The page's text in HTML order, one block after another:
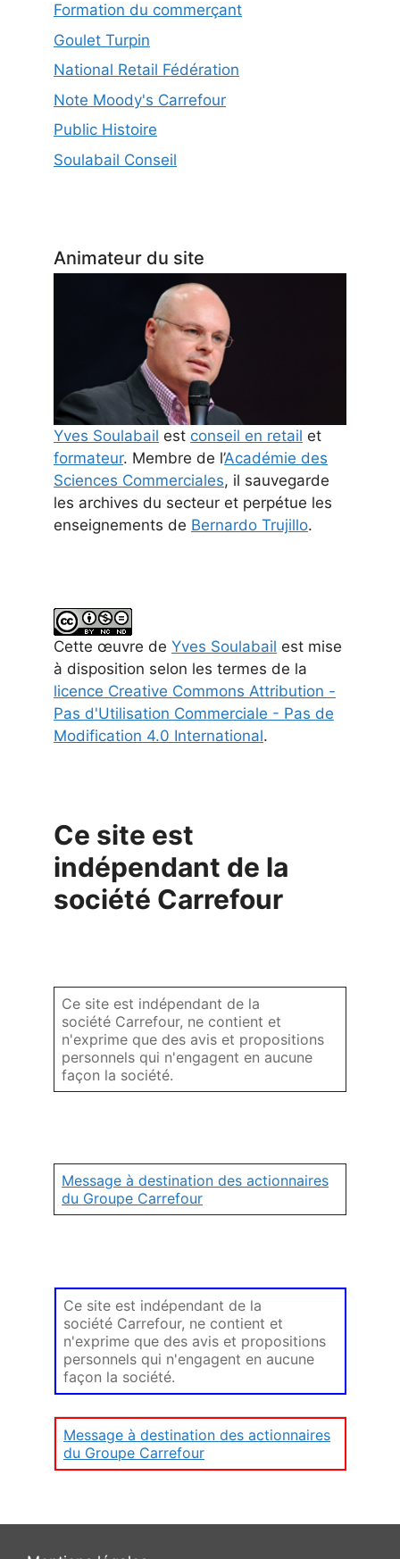
Formation du commerçant
Goulet Turpin
National Retail Fédération
Note Moody's Carrefour
Public Histoire
Soulabail Conseil
Animateur du site
Yves Soulabail est conseil en retail et
formateur. Membre de l’Académie des
Sciences Commerciales, il sauvegarde
les archives du secteur et perpétue les
enseignements de Bernardo Trujillo.
Cette œuvre de Yves Soulabail est mise
à disposition selon les termes de la
licence Creative Commons Attribution -
Pas d'Utilisation Commerciale - Pas de
Modification 4.0 International.
Ce site est
indépendant de la
société Carrefour
Ce site est indépendant de la
société Carrefour, ne contient et
n'exprime que des avis et propositions
personnels qui n'engagent en aucune
façon la société.
Message à destination des actionnaires
du Groupe Carrefour
Ce site est indépendant de la
société Carrefour, ne contient et
n'exprime que des avis et propositions
personnels qui n'engagent en aucune
façon la société.
Message à destination des actionnaires
du Groupe Carrefour